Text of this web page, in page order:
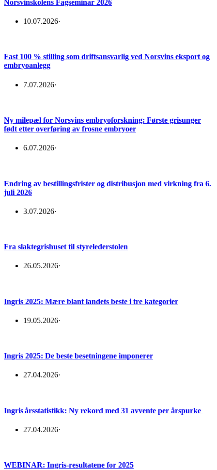
Norsvinskolens Fagseminar 2026
10.07.2026·
Fast 100 % stilling som driftsansvarlig ved Norsvins eksport og
embryoanlegg
7.07.2026·
Ny milepæl for Norsvins embryoforskning: Første grisunger
født etter overføring av frosne embryoer
6.07.2026·
Endring av bestillingsfrister og distribusjon med virkning fra 6.
juli 2026
3.07.2026·
Fra slaktegrishuset til styrelederstolen
26.05.2026·
Ingris 2025: Mære blant landets beste i tre kategorier
19.05.2026·
Ingris 2025: De beste besetningene imponerer
27.04.2026·
Ingris årsstatistikk: Ny rekord med 31 avvente per årspurke
27.04.2026·
WEBINAR: Ingris-resultatene for 2025